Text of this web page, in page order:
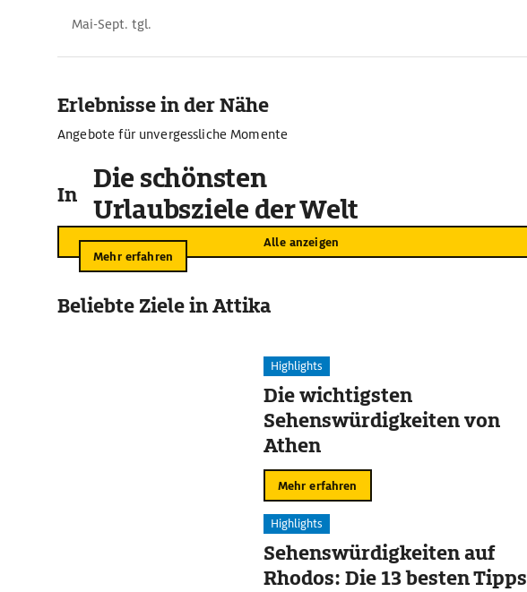
Mai-Sept. tgl.
Erlebnisse in der Nähe
Angebote für unvergessliche Momente
In der Umgebung
Alle anzeigen
Die schönsten
Urlaubsziele der Welt
Mehr erfahren
Beliebte Ziele in Attika
Highlights
Die wichtigsten
Sehenswürdigkeiten von
Athen
Mehr erfahren
Highlights
Sehenswürdigkeiten auf
Rhodos: Die 13 besten Tipps